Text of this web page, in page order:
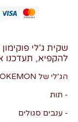
שקית ג'לי
להקפיא, תעדכנו
הג'לי של POKEMON מגיע ב-3 טעמים לבחירה:
- תות
- ענבים סגולים